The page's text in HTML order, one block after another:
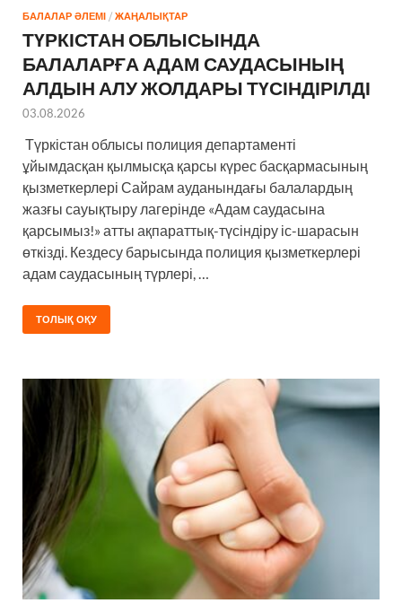
БАЛАЛАР ӘЛЕМІ / ЖАҢАЛЫҚТАР
ТҮРКІСТАН ОБЛЫСЫНДА
БАЛАЛАРҒА АДАМ САУДАСЫНЫҢ
АЛДЫН АЛУ ЖОЛДАРЫ ТҮСІНДІРІЛДІ
03.08.2026
Түркістан облысы полиция департаменті
ұйымдасқан қылмысқа қарсы күрес басқармасының
қызметкерлері Сайрам ауданындағы балалардың
жазғы сауықтыру лагерінде «Адам саудасына
қарсымыз!» атты ақпараттық-түсіндіру іс-шарасын
өткізді. Кездесу барысында полиция қызметкерлері
адам саудасының түрлері, …
ТОЛЫҚ ОҚУ